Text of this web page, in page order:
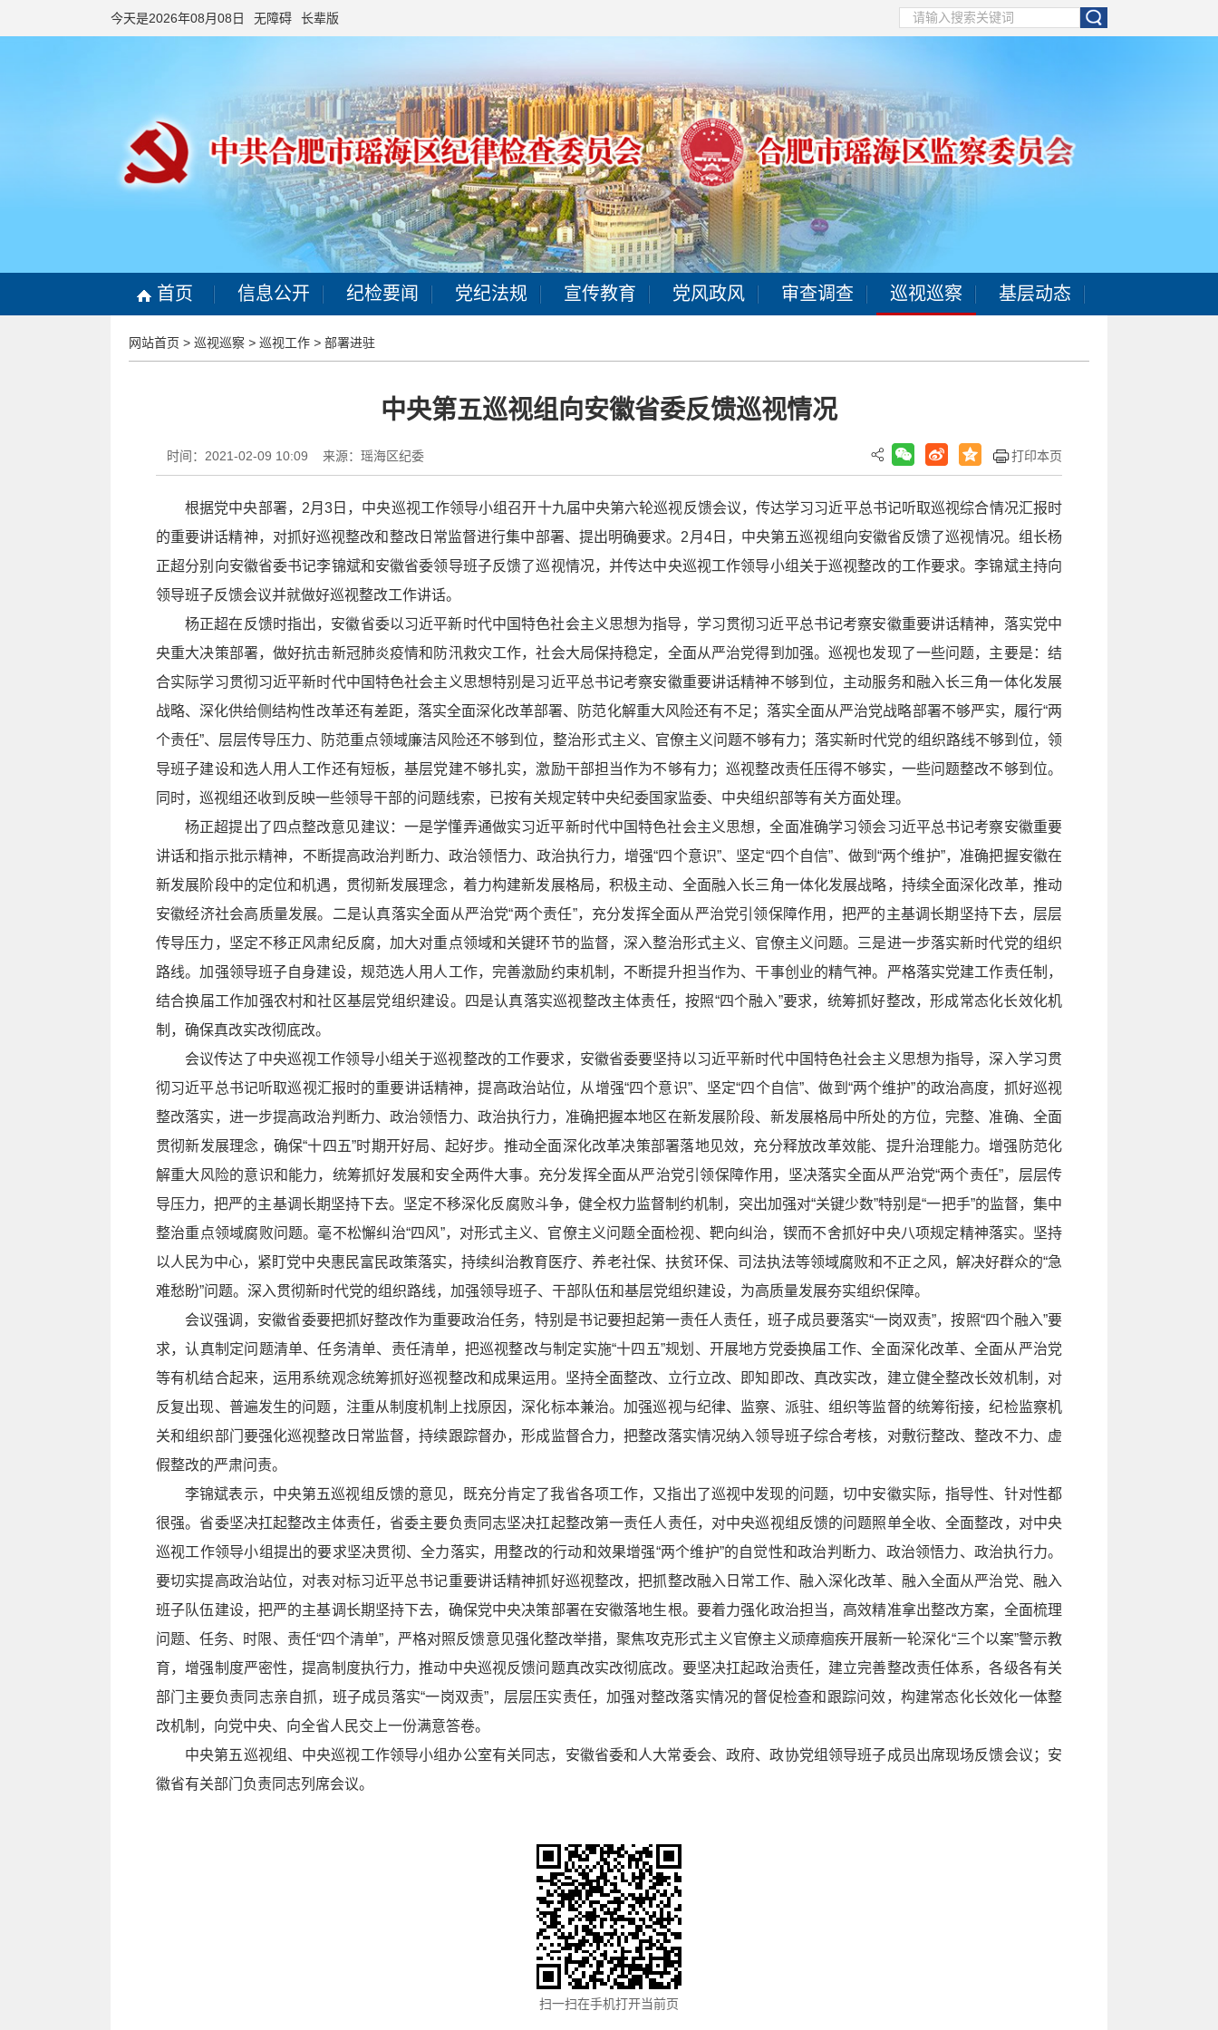
今天是2026年08月08日 无障碍 长辈版
首页 信息公开 纪检要闻 党纪法规 宣传教育 党风政风 审查调查 巡视巡察 基层动态
网站首页 > 巡视巡察 > 巡视工作 > 部署进驻
中央第五巡视组向安徽省委反馈巡视情况
时间：2021-02-09 10:09 来源：瑶海区纪委 打印本页
根据党中央部署，2月3日，中央巡视工作领导小组召开十九届中央第六轮巡视反馈会议，传达学习习近平总书记听取巡视综合情况汇报时
的重要讲话精神，对抓好巡视整改和整改日常监督进行集中部署、提出明确要求。2月4日，中央第五巡视组向安徽省反馈了巡视情况。组长杨
正超分别向安徽省委书记李锦斌和安徽省委领导班子反馈了巡视情况，并传达中央巡视工作领导小组关于巡视整改的工作要求。李锦斌主持向
领导班子反馈会议并就做好巡视整改工作讲话。
杨正超在反馈时指出，安徽省委以习近平新时代中国特色社会主义思想为指导，学习贯彻习近平总书记考察安徽重要讲话精神，落实党中
央重大决策部署，做好抗击新冠肺炎疫情和防汛救灾工作，社会大局保持稳定，全面从严治党得到加强。巡视也发现了一些问题，主要是：结
合实际学习贯彻习近平新时代中国特色社会主义思想特别是习近平总书记考察安徽重要讲话精神不够到位，主动服务和融入长三角一体化发展
战略、深化供给侧结构性改革还有差距，落实全面深化改革部署、防范化解重大风险还有不足；落实全面从严治党战略部署不够严实，履行“两
个责任”、层层传导压力、防范重点领域廉洁风险还不够到位，整治形式主义、官僚主义问题不够有力；落实新时代党的组织路线不够到位，领
导班子建设和选人用人工作还有短板，基层党建不够扎实，激励干部担当作为不够有力；巡视整改责任压得不够实，一些问题整改不够到位。
同时，巡视组还收到反映一些领导干部的问题线索，已按有关规定转中央纪委国家监委、中央组织部等有关方面处理。
杨正超提出了四点整改意见建议：一是学懂弄通做实习近平新时代中国特色社会主义思想，全面准确学习领会习近平总书记考察安徽重要
讲话和指示批示精神，不断提高政治判断力、政治领悟力、政治执行力，增强“四个意识”、坚定“四个自信”、做到“两个维护”，准确把握安徽在
新发展阶段中的定位和机遇，贯彻新发展理念，着力构建新发展格局，积极主动、全面融入长三角一体化发展战略，持续全面深化改革，推动
安徽经济社会高质量发展。二是认真落实全面从严治党“两个责任”，充分发挥全面从严治党引领保障作用，把严的主基调长期坚持下去，层层
传导压力，坚定不移正风肃纪反腐，加大对重点领域和关键环节的监督，深入整治形式主义、官僚主义问题。三是进一步落实新时代党的组织
路线。加强领导班子自身建设，规范选人用人工作，完善激励约束机制，不断提升担当作为、干事创业的精气神。严格落实党建工作责任制，
结合换届工作加强农村和社区基层党组织建设。四是认真落实巡视整改主体责任，按照“四个融入”要求，统筹抓好整改，形成常态化长效化机
制，确保真改实改彻底改。
会议传达了中央巡视工作领导小组关于巡视整改的工作要求，安徽省委要坚持以习近平新时代中国特色社会主义思想为指导，深入学习贯
彻习近平总书记听取巡视汇报时的重要讲话精神，提高政治站位，从增强“四个意识”、坚定“四个自信”、做到“两个维护”的政治高度，抓好巡视
整改落实，进一步提高政治判断力、政治领悟力、政治执行力，准确把握本地区在新发展阶段、新发展格局中所处的方位，完整、准确、全面
贯彻新发展理念，确保“十四五”时期开好局、起好步。推动全面深化改革决策部署落地见效，充分释放改革效能、提升治理能力。增强防范化
解重大风险的意识和能力，统筹抓好发展和安全两件大事。充分发挥全面从严治党引领保障作用，坚决落实全面从严治党“两个责任”，层层传
导压力，把严的主基调长期坚持下去。坚定不移深化反腐败斗争，健全权力监督制约机制，突出加强对“关键少数”特别是“一把手”的监督，集中
整治重点领域腐败问题。毫不松懈纠治“四风”，对形式主义、官僚主义问题全面检视、靶向纠治，锲而不舍抓好中央八项规定精神落实。坚持
以人民为中心，紧盯党中央惠民富民政策落实，持续纠治教育医疗、养老社保、扶贫环保、司法执法等领域腐败和不正之风，解决好群众的“急
难愁盼”问题。深入贯彻新时代党的组织路线，加强领导班子、干部队伍和基层党组织建设，为高质量发展夯实组织保障。
会议强调，安徽省委要把抓好整改作为重要政治任务，特别是书记要担起第一责任人责任，班子成员要落实“一岗双责”，按照“四个融入”要
求，认真制定问题清单、任务清单、责任清单，把巡视整改与制定实施“十四五”规划、开展地方党委换届工作、全面深化改革、全面从严治党
等有机结合起来，运用系统观念统筹抓好巡视整改和成果运用。坚持全面整改、立行立改、即知即改、真改实改，建立健全整改长效机制，对
反复出现、普遍发生的问题，注重从制度机制上找原因，深化标本兼治。加强巡视与纪律、监察、派驻、组织等监督的统筹衔接，纪检监察机
关和组织部门要强化巡视整改日常监督，持续跟踪督办，形成监督合力，把整改落实情况纳入领导班子综合考核，对敷衍整改、整改不力、虚
假整改的严肃问责。
李锦斌表示，中央第五巡视组反馈的意见，既充分肯定了我省各项工作，又指出了巡视中发现的问题，切中安徽实际，指导性、针对性都
很强。省委坚决扛起整改主体责任，省委主要负责同志坚决扛起整改第一责任人责任，对中央巡视组反馈的问题照单全收、全面整改，对中央
巡视工作领导小组提出的要求坚决贯彻、全力落实，用整改的行动和效果增强“两个维护”的自觉性和政治判断力、政治领悟力、政治执行力。
要切实提高政治站位，对表对标习近平总书记重要讲话精神抓好巡视整改，把抓整改融入日常工作、融入深化改革、融入全面从严治党、融入
班子队伍建设，把严的主基调长期坚持下去，确保党中央决策部署在安徽落地生根。要着力强化政治担当，高效精准拿出整改方案，全面梳理
问题、任务、时限、责任“四个清单”，严格对照反馈意见强化整改举措，聚焦攻克形式主义官僚主义顽瘴痼疾开展新一轮深化“三个以案”警示教
育，增强制度严密性，提高制度执行力，推动中央巡视反馈问题真改实改彻底改。要坚决扛起政治责任，建立完善整改责任体系，各级各有关
部门主要负责同志亲自抓，班子成员落实“一岗双责”，层层压实责任，加强对整改落实情况的督促检查和跟踪问效，构建常态化长效化一体整
改机制，向党中央、向全省人民交上一份满意答卷。
中央第五巡视组、中央巡视工作领导小组办公室有关同志，安徽省委和人大常委会、政府、政协党组领导班子成员出席现场反馈会议；安
徽省有关部门负责同志列席会议。
扫一扫在手机打开当前页